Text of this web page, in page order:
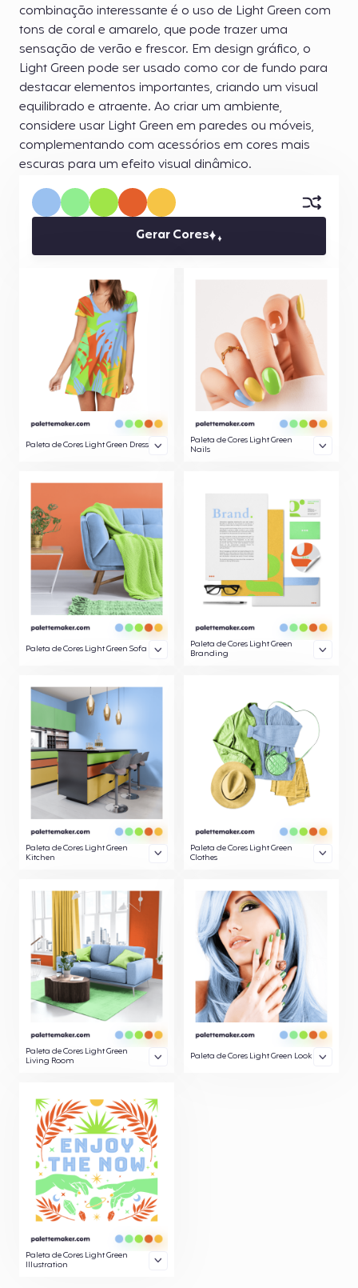
combinação interessante é o uso de Light Green com
tons de coral e amarelo, que pode trazer uma
sensação de verão e frescor. Em design gráfico, o
Light Green pode ser usado como cor de fundo para
destacar elementos importantes, criando um visual
equilibrado e atraente. Ao criar um ambiente,
considere usar Light Green em paredes ou móveis,
complementando com acessórios em cores mais
escuras para um efeito visual dinâmico.
Gerar Cores
Paleta de Cores Light Green Dress
Paleta de Cores Light Green
Nails
Paleta de Cores Light Green Sofa
Paleta de Cores Light Green
Branding
Paleta de Cores Light Green
Kitchen
Paleta de Cores Light Green
Clothes
Paleta de Cores Light Green
Living Room
Paleta de Cores Light Green Look
Paleta de Cores Light Green
Illustration